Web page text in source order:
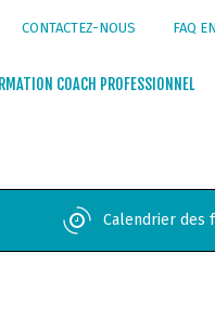
CONTACTEZ-NOUS FAQ
COACH PROFESSIONNEL
Calendrier des